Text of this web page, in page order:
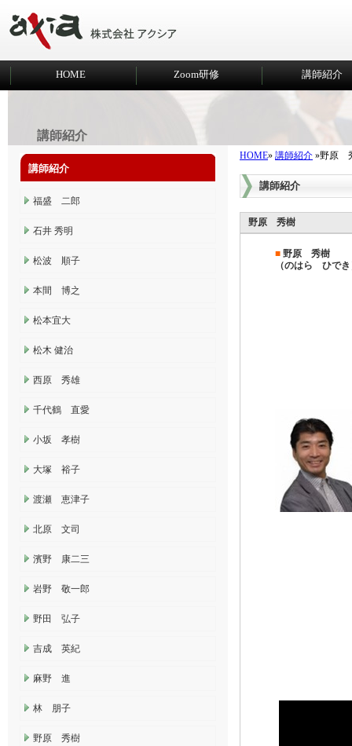
HOME Zoom研修 講師紹介
講師紹介
HOME» 講師紹介 »野原
講師紹介
野原 秀樹
■ 野原 秀樹
（のはら ひでき
講師紹介
福盛 二郎
石井 秀明
松波 順子
本間 博之
松本宜大
松木 健治
西原 秀雄
千代鶴 直愛
小坂 孝樹
大塚 裕子
渡瀬 恵津子
北原 文司
濱野 康二三
岩野 敬一郎
野田 弘子
吉成 英紀
麻野 進
林 朋子
野原 秀樹